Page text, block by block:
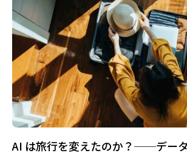
AI は旅行を変えたのか？──デー